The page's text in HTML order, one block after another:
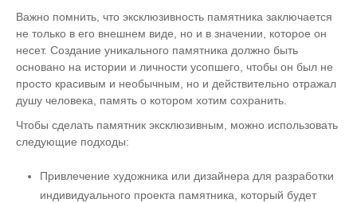
Важно помнить, что эксклюзивность памятника заключается
не только в его внешнем виде, но и в значении, которое он
несет. Создание уникального памятника должно быть
основано на истории и личности усопшего, чтобы он был не
просто красивым и необычным, но и действительно отражал
душу человека, память о котором хотим сохранить.
Чтобы сделать памятник эксклюзивным, можно использовать
следующие подходы:
Привлечение художника или дизайнера для разработки
индивидуального проекта памятника, который будет